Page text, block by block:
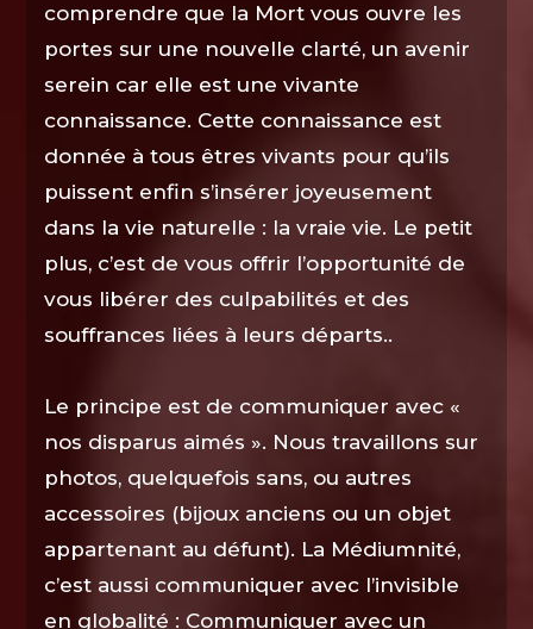
comprendre que la Mort vous ouvre les
portes sur une nouvelle clarté, un avenir
serein car elle est une vivante
connaissance. Cette connaissance est
donnée à tous êtres vivants pour qu’ils
puissent enfin s’insérer joyeusement
dans la vie naturelle : la vraie vie. Le petit
plus, c’est de vous offrir l’opportunité de
vous libérer des culpabilités et des
souffrances liées à leurs départs..
Le principe est de communiquer avec «
nos disparus aimés ». Nous travaillons sur
photos, quelquefois sans, ou autres
accessoires (bijoux anciens ou un objet
appartenant au défunt). La Médiumnité,
c’est aussi communiquer avec l’invisible
en globalité : Communiquer avec un